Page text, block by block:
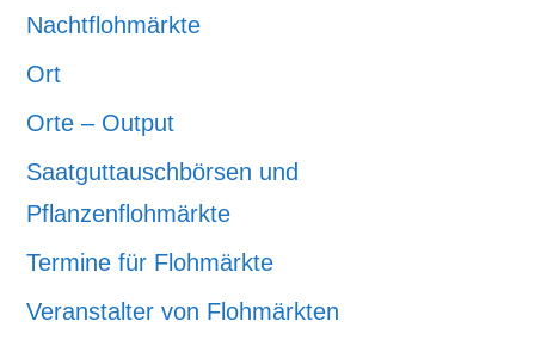
Nachtflohmärkte
Ort
Orte – Output
Saatguttauschbörsen und
Pflanzenflohmärkte
Termine für Flohmärkte
Veranstalter von Flohmärkten